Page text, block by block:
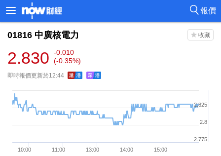
報價
01816 中廣核電力
2.830
-0.010
(-0.35%)
即時報價更新於12:44